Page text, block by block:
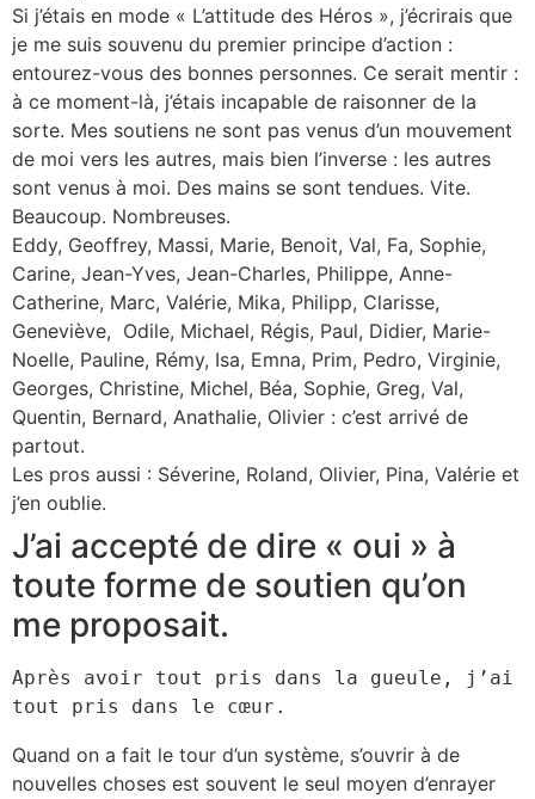
Si j’étais en mode « L’attitude des Héros », j’écrirais que
je me suis souvenu du premier principe d’action :
entourez-vous des bonnes personnes. Ce serait mentir :
à ce moment-là, j’étais incapable de raisonner de la
sorte. Mes soutiens ne sont pas venus d’un mouvement
de moi vers les autres, mais bien l’inverse : les autres
sont venus à moi. Des mains se sont tendues. Vite.
Beaucoup. Nombreuses.
Eddy, Geoffrey, Massi, Marie, Benoit, Val, Fa, Sophie,
Carine, Jean-Yves, Jean-Charles, Philippe, Anne-
Catherine, Marc, Valérie, Mika, Philipp, Clarisse,
Geneviève, Odile, Michael, Régis, Paul, Didier, Marie-
Noelle, Pauline, Rémy, Isa, Emna, Prim, Pedro, Virginie,
Georges, Christine, Michel, Béa, Sophie, Greg, Val,
Quentin, Bernard, Anathalie, Olivier : c’est arrivé de
partout.
Les pros aussi : Séverine, Roland, Olivier, Pina, Valérie et
j’en oublie.
J’ai accepté de dire « oui » à
toute forme de soutien qu’on
me proposait.
Après avoir tout pris dans la gueule, j’ai
tout pris dans le cœur.
Quand on a fait le tour d’un système, s’ouvrir à de
nouvelles choses est souvent le seul moyen d’enrayer